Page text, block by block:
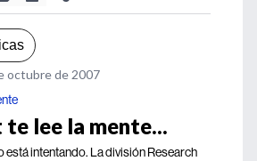
octubre de 2007
lee la mente...
está intentando. La división Research